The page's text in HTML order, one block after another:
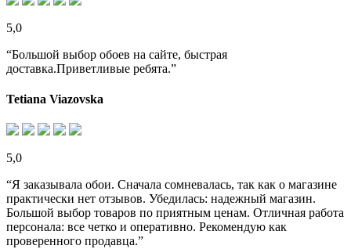
5,0
“Большой выбор обоев на сайте, быстрая
доставка.Приветливые ребята.”
Tetiana Viazovska
5,0
“Я заказывала обои. Сначала сомневалась, так как о магазине
практически нет отзывов. Убедилась: надежный магазин.
Большой выбор товаров по приятным ценам. Отличная работа
персонала: все четко и оперативно. Рекомендую как
проверенного продавца.”